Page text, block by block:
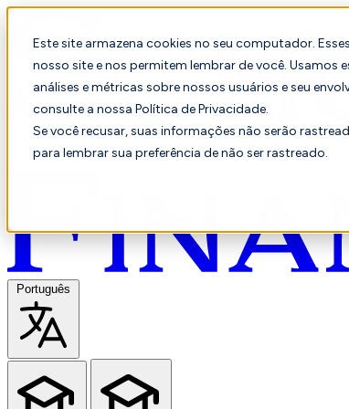
Este site armazena cookies no seu computador.
nosso site e nos permitem lembrar de você. Usamos
análises e métricas sobre nossos usuários e seu
consulte a nossa Política de Privacidade.
Se você recusar, suas informações não serão
para lembrar sua preferência de não ser rastreado.
Português